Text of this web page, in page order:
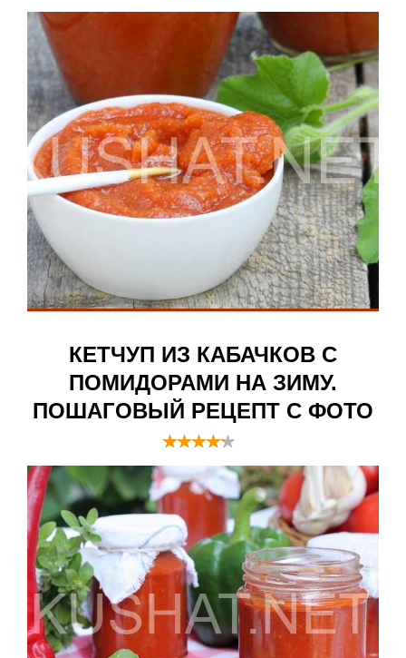
КЕТЧУП ИЗ КАБАЧКОВ С
ПОМИДОРАМИ НА ЗИМУ.
ПОШАГОВЫЙ РЕЦЕПТ С ФОТО